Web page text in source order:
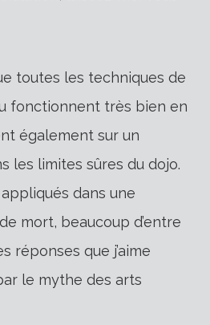
toutes les techniques de
fonctionnent très bien en
également sur un
les limites sûres du dojo.
dans une
mort, beaucoup d’entre
réponses que j’aime
le mythe des arts